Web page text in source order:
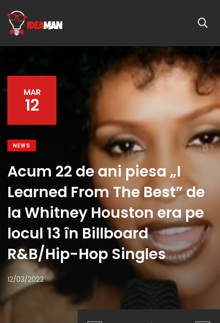
MAR
12
NEWS
Acum 22 de ani piesa „I
Learned From The Best” de
la Whitney Houston era pe
locul 13 în Billboard
R&B/Hip-Hop Singles
12/03/2022